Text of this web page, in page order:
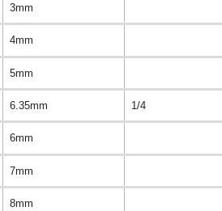
3mm
4mm
5mm
6.35mm 1/4
6mm
7mm
8mm